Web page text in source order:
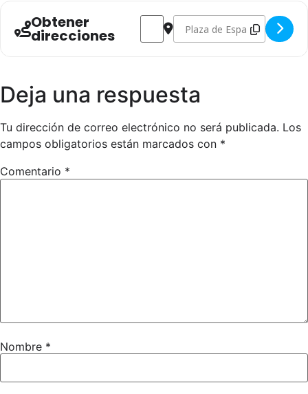
Obtener
direcciones
Address - Orquesta Tributo 80 y 90
Destination Address -
Deja una respuesta
Tu dirección de correo electrónico no será publicada. Los
campos obligatorios están marcados con *
Comentario *
Nombre *